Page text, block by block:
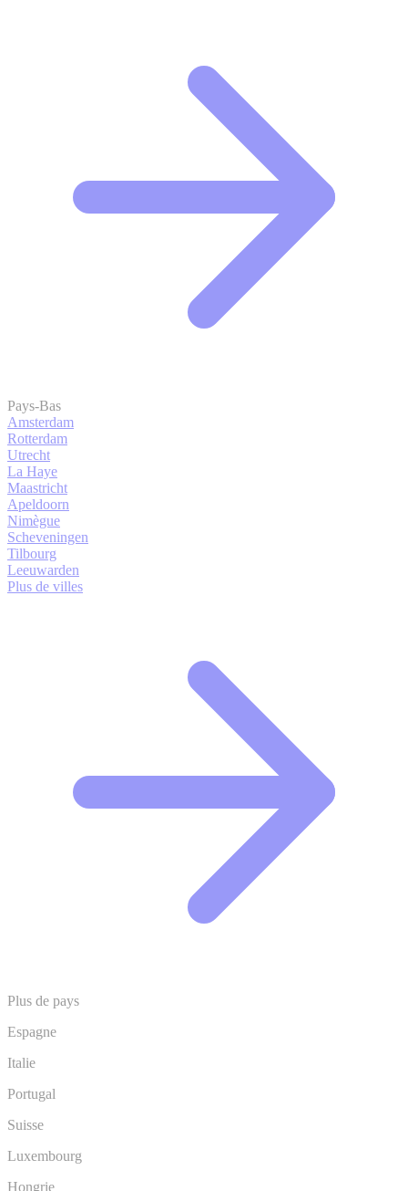
Pays-Bas
Amsterdam
Rotterdam
Utrecht
La Haye
Maastricht
Apeldoorn
Nimègue
Scheveningen
Tilbourg
Leeuwarden
Plus de villes
Plus de pays
Espagne
Italie
Portugal
Suisse
Luxembourg
Hongrie